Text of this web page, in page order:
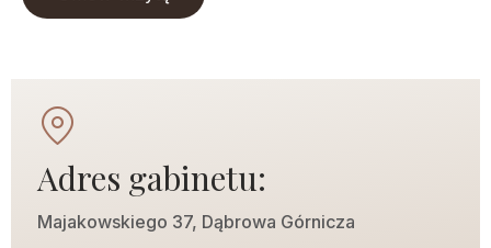
Adres gabinetu:
Majakowskiego 37, Dąbrowa Górnicza